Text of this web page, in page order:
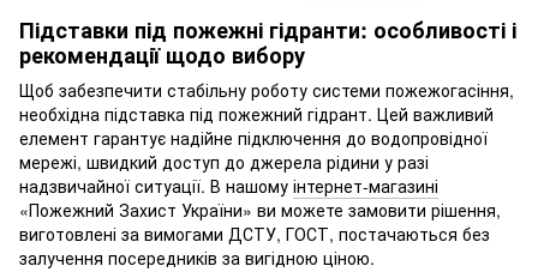
Підставки під пожежні гідранти: особливості і
рекомендації щодо вибору
Щоб забезпечити стабільну роботу системи пожежогасіння,
необхідна підставка під пожежний гідрант. Цей важливий
елемент гарантує надійне підключення до водопровідної
мережі, швидкий доступ до джерела рідини у разі
надзвичайної ситуації. В нашому інтернет-магазині
«Пожежний Захист України» ви можете замовити рішення,
виготовлені за вимогами ДСТУ, ГОСТ, постачаються без
залучення посередників за вигідною ціною.